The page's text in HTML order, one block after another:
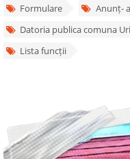
Formulare
Anunț-
Datoria publica comuna
Lista funcții